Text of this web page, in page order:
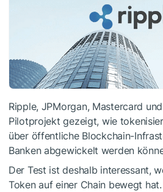
Ripple, JPMorgan, Mastercard
Pilotprojekt gezeigt, wie
über öffentliche Blockchain-
Banken abgewickelt werden
Der Test ist deshalb interessant,
Token auf einer Chain bewegt